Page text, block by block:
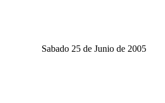
Sabado 25 de Junio de 2005